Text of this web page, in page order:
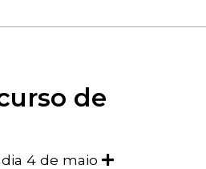
de
4 de maio